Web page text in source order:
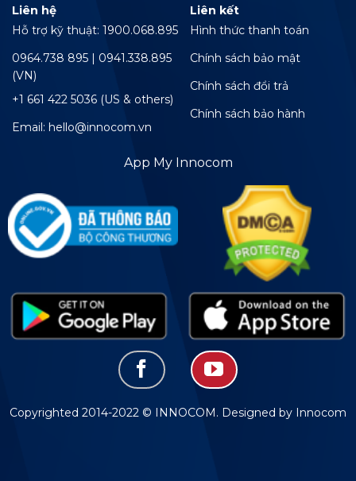
Liên hệ
Hỗ trợ kỹ thuật: 1900.068.895
0964.738 895 | 0941.338.895
(VN)
+1 661 422 5036 (US & others)
Email: hello@innocom.vn
Liên kết
Hình thức thanh toán
Chính sách bảo mật
Chính sách đổi trả
Chính sách bảo hành
App My Innocom
Copyrighted 2014-2022 © INNOCOM. Designed by Innocom